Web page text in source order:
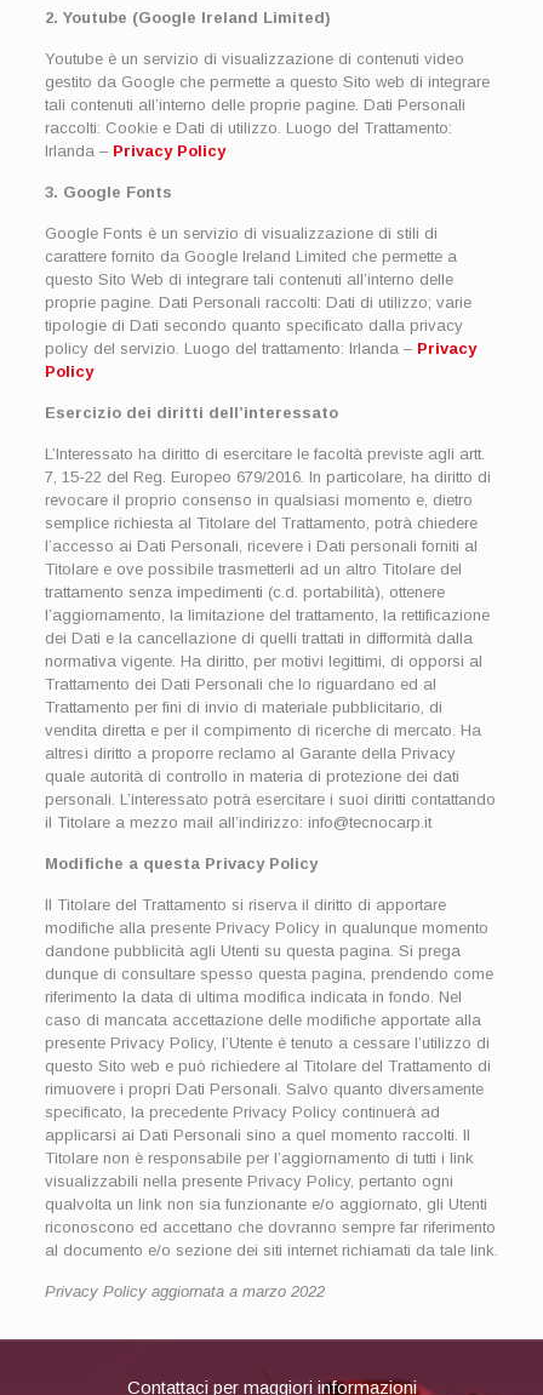
2. Youtube (Google Ireland Limited)
Youtube è un servizio di visualizzazione di contenuti video
gestito da Google che permette a questo Sito web di integrare
tali contenuti all’interno delle proprie pagine. Dati Personali
raccolti: Cookie e Dati di utilizzo. Luogo del Trattamento:
Irlanda – Privacy Policy
3. Google Fonts
Google Fonts è un servizio di visualizzazione di stili di
carattere fornito da Google Ireland Limited che permette a
questo Sito Web di integrare tali contenuti all’interno delle
proprie pagine. Dati Personali raccolti: Dati di utilizzo; varie
tipologie di Dati secondo quanto specificato dalla privacy
policy del servizio. Luogo del trattamento: Irlanda – Privacy
Policy
Esercizio dei diritti dell’interessato
L’Interessato ha diritto di esercitare le facoltà previste agli artt.
7, 15-22 del Reg. Europeo 679/2016. In particolare, ha diritto di
revocare il proprio consenso in qualsiasi momento e, dietro
semplice richiesta al Titolare del Trattamento, potrà chiedere
l’accesso ai Dati Personali, ricevere i Dati personali forniti al
Titolare e ove possibile trasmetterli ad un altro Titolare del
trattamento senza impedimenti (c.d. portabilità), ottenere
l’aggiornamento, la limitazione del trattamento, la rettificazione
dei Dati e la cancellazione di quelli trattati in difformità dalla
normativa vigente. Ha diritto, per motivi legittimi, di opporsi al
Trattamento dei Dati Personali che lo riguardano ed al
Trattamento per fini di invio di materiale pubblicitario, di
vendita diretta e per il compimento di ricerche di mercato. Ha
altresì diritto a proporre reclamo al Garante della Privacy
quale autorità di controllo in materia di protezione dei dati
personali. L’interessato potrà esercitare i suoi diritti contattando
il Titolare a mezzo mail all’indirizzo: info@tecnocarp.it
Modifiche a questa Privacy Policy
Il Titolare del Trattamento si riserva il diritto di apportare
modifiche alla presente Privacy Policy in qualunque momento
dandone pubblicità agli Utenti su questa pagina. Si prega
dunque di consultare spesso questa pagina, prendendo come
riferimento la data di ultima modifica indicata in fondo. Nel
caso di mancata accettazione delle modifiche apportate alla
presente Privacy Policy, l’Utente è tenuto a cessare l’utilizzo di
questo Sito web e può richiedere al Titolare del Trattamento di
rimuovere i propri Dati Personali. Salvo quanto diversamente
specificato, la precedente Privacy Policy continuerà ad
applicarsi ai Dati Personali sino a quel momento raccolti. Il
Titolare non è responsabile per l’aggiornamento di tutti i link
visualizzabili nella presente Privacy Policy, pertanto ogni
qualvolta un link non sia funzionante e/o aggiornato, gli Utenti
riconoscono ed accettano che dovranno sempre far riferimento
al documento e/o sezione dei siti internet richiamati da tale link.
Privacy Policy aggiornata a marzo 2022
Contattaci per maggiori informazioni